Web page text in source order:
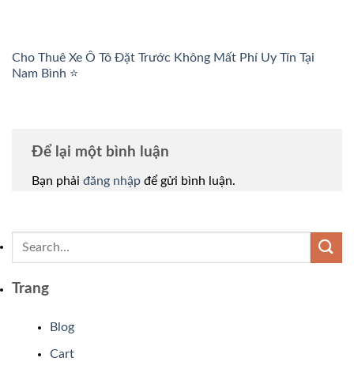
Cho Thuê Xe Ô Tô Đặt Trước Không Mất Phí Uy Tín Tại
Nam Bình ⭐
Để lại một bình luận
Bạn phải đăng nhập để gửi bình luận.
Trang
Blog
Cart